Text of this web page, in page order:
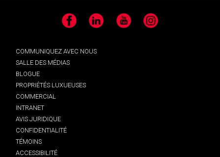
Facebook LinkedIn YouTube Instagram
COMMUNIQUEZ AVEC NOUS
SALLE DES MÉDIAS
BLOGUE
PROPRIÉTÉS LUXUEUSES
COMMERCIAL
INTRANET
AVIS JURIDIQUE
CONFIDENTIALITÉ
TÉMOINS
ACCESSIBILITÉ